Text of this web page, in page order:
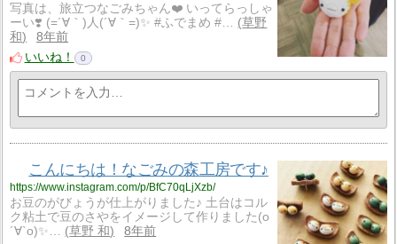
写真は、旅立つなごみちゃん❤️ いってらっしゃ
ーい❣️ (=´∀｀)人(´∀｀=)✨ #ふでまめ #…
草野
和
8年前
いいね！
0
こんにちは！なごみの森工房です♪
https://www.instagram.com/p/BfC70qLjXzb/
お豆のがびょうが仕上がりました♪ 土台はコル
ク粘土で豆のさやをイメージして作りました(о
´∀`о)✨…
草野 和
8年前